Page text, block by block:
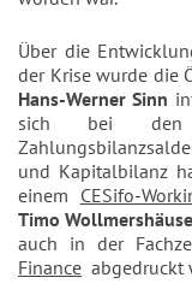
Über die
der Krise wurde die
Hans-Werner Sinn
sich bei den
und Kapitalbilanz
einem CESifo-
Timo
auch in der
Finance abgedruckt